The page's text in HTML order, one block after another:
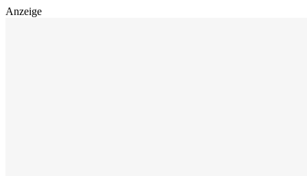
Anzeige